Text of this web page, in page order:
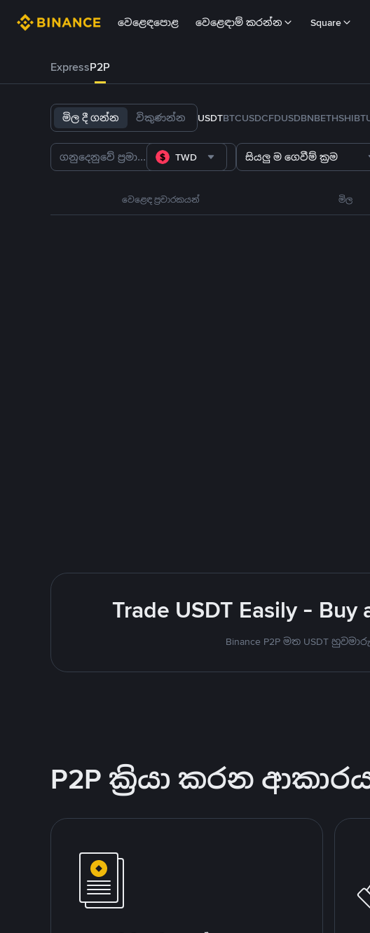
වෙළෙඳපොළ වෙළෙඳාම් කරන්න Square
ExpressP2P
මිල දී ගන්න විකුණන්න USDTBTCUSDCFDUSDBNBETHSHIB
TWD සියලු ම ගෙවීම් ක්‍රම
වෙළෙඳ ප්‍රචාරකයන් මිල
Trade USDT Easily - Buy
Binance P2P මත USDT
P2P ක්‍රියා කරන